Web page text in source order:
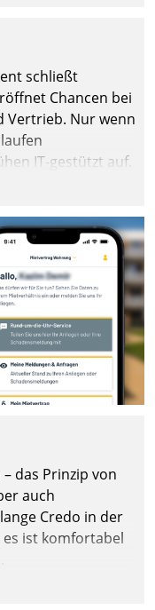
automatisierte
erwarten: Allein
ist es nicht
von Unternehmen
zu hinterfragen
schließt
Chancen bei
Vertrieb. Nur wenn
IT-gestützt auf.
das Prinzip von
auch
Credo in der
ist komfortabel